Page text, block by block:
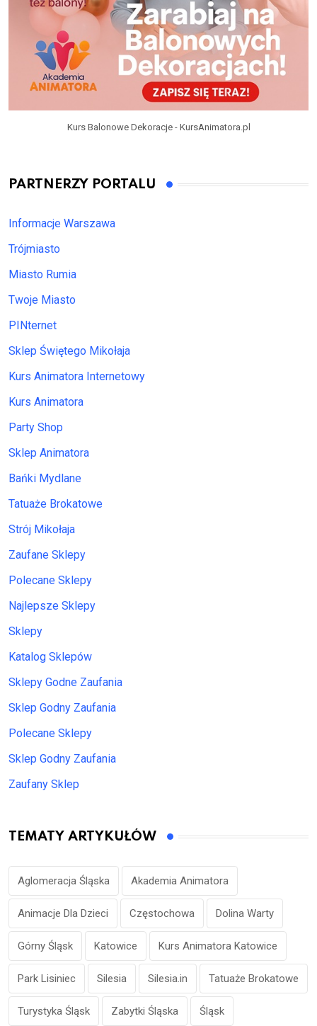
Kurs Balonowe Dekoracje - KursAnimatora.pl
PARTNERZY PORTALU
Informacje Warszawa
Trójmiasto
Miasto Rumia
Twoje Miasto
PINternet
Sklep Świętego Mikołaja
Kurs Animatora Internetowy
Kurs Animatora
Party Shop
Sklep Animatora
Bańki Mydlane
Tatuaże Brokatowe
Strój Mikołaja
Zaufane Sklepy
Polecane Sklepy
Najlepsze Sklepy
Sklepy
Katalog Sklepów
Sklepy Godne Zaufania
Sklep Godny Zaufania
Polecane Sklepy
Sklep Godny Zaufania
Zaufany Sklep
TEMATY ARTYKUŁÓW
Aglomeracja Śląska Akademia Animatora
Animacje Dla Dzieci Częstochowa Dolina Warty
Górny Śląsk Katowice Kurs Animatora Katowice
Park Lisiniec Silesia Silesia.in Tatuaże Brokatowe
Turystyka Śląsk Zabytki Śląska Śląsk